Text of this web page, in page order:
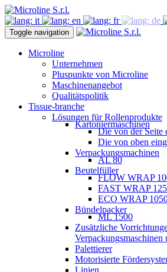
Toggle navigation
Microline
Unternehmen
Pluspunkte von Microline
Maschinenangebot
Qualitätspolitik
Tissue-branche
Lösungen für Rollenprodukte
Kartoniermaschinen
Die von der Seite
Die von oben
Verpackungsmachinen
AL 80
Beutelfüller
FLOW WRAP
FAST WRAP
ECO WRAP
Bündelpacker
ML 1500
Zusätzliche
Palettierer
Motorisierte
Linien